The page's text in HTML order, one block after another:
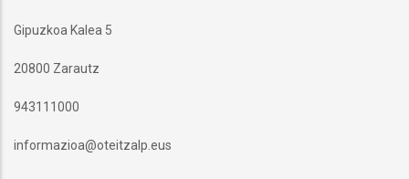
Gipuzkoa Kalea 5
20800 Zarautz
943111000
informazioa@oteitzalp.eus